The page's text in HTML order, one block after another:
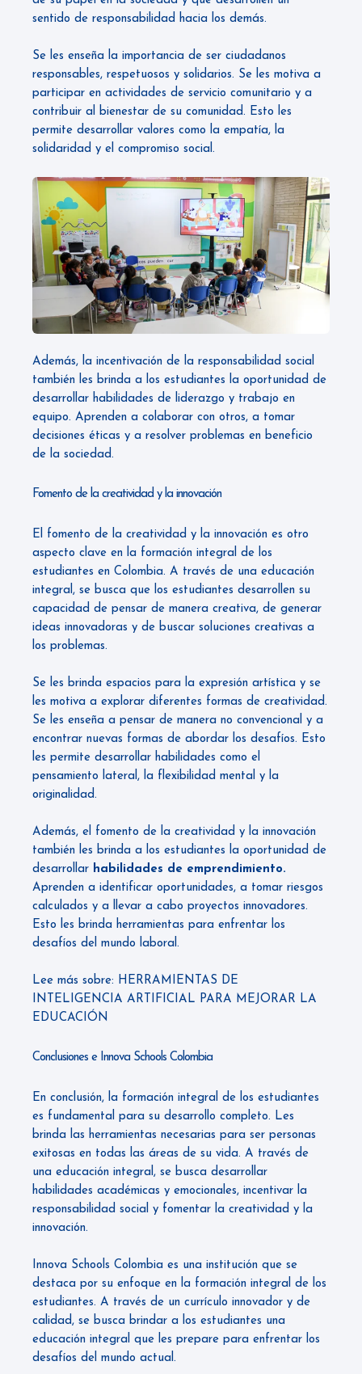
sentido de responsabilidad hacia los demás.
Se les enseña la importancia de ser ciudadanos
responsables, respetuosos y solidarios. Se les motiva a
participar en actividades de servicio comunitario y a
contribuir al bienestar de su comunidad. Esto les
permite desarrollar valores como la empatía, la
solidaridad y el compromiso social.
Además, la incentivación de la responsabilidad social
también les brinda a los estudiantes la oportunidad de
desarrollar habilidades de liderazgo y trabajo en
equipo. Aprenden a colaborar con otros, a tomar
decisiones éticas y a resolver problemas en beneficio
de la sociedad.
Fomento de la creatividad y la innovación
El fomento de la creatividad y la innovación es otro
aspecto clave en la formación integral de los
estudiantes en Colombia. A través de una educación
integral, se busca que los estudiantes desarrollen su
capacidad de pensar de manera creativa, de generar
ideas innovadoras y de buscar soluciones creativas a
los problemas.
Se les brinda espacios para la expresión artística y se
les motiva a explorar diferentes formas de creatividad.
Se les enseña a pensar de manera no convencional y a
encontrar nuevas formas de abordar los desafíos. Esto
les permite desarrollar habilidades como el
pensamiento lateral, la flexibilidad mental y la
originalidad.
Además, el fomento de la creatividad y la innovación
también les brinda a los estudiantes la oportunidad de
desarrollar habilidades de emprendimiento.
Aprenden a identificar oportunidades, a tomar riesgos
calculados y a llevar a cabo proyectos innovadores.
Esto les brinda herramientas para enfrentar los
desafíos del mundo laboral.
Lee más sobre: HERRAMIENTAS DE
INTELIGENCIA ARTIFICIAL PARA MEJORAR LA
EDUCACIÓN
Conclusiones e Innova Schools Colombia
En conclusión, la formación integral de los estudiantes
es fundamental para su desarrollo completo. Les
brinda las herramientas necesarias para ser personas
exitosas en todas las áreas de su vida. A través de
una educación integral, se busca desarrollar
habilidades académicas y emocionales, incentivar la
responsabilidad social y fomentar la creatividad y la
innovación.
Innova Schools Colombia es una institución que se
destaca por su enfoque en la formación integral de los
estudiantes. A través de un currículo innovador y de
calidad, se busca brindar a los estudiantes una
educación integral que les prepare para enfrentar los
desafíos del mundo actual.